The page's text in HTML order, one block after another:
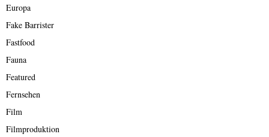
Europa
Fake Barrister
Fastfood
Fauna
Featured
Fernsehen
Film
Filmproduktion